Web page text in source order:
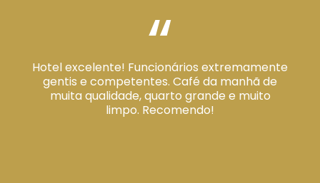
“
Hotel excelente! Funcionários extremamente
gentis e competentes. Café da manhã de
muita qualidade, quarto grande e muito
limpo. Recomendo!